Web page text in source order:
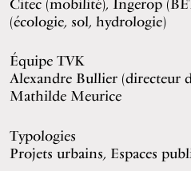
Citec (mobilité), Ingerop
(écologie, sol, hydrologie)
Équipe TVK
Alexandre Bullier (directeur
Mathilde Meurice
Typologies
Projets urbains, Espaces